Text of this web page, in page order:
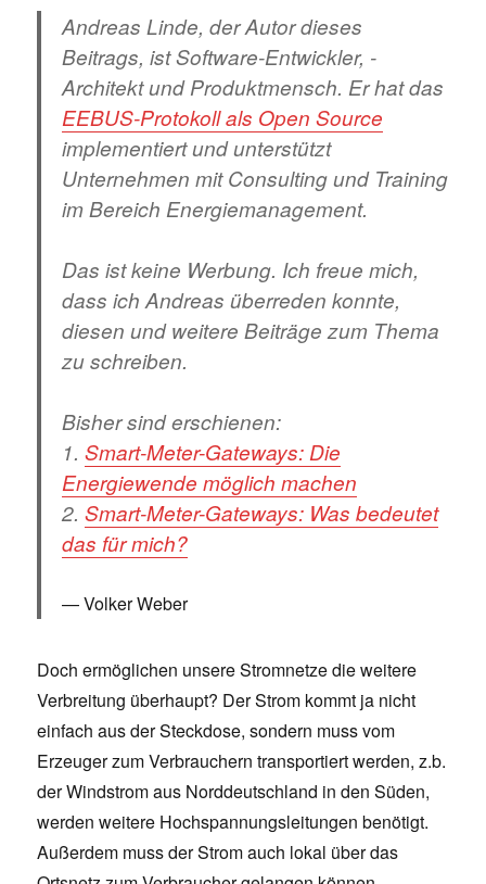
Andreas Linde, der Autor dieses
Beitrags, ist Software-Entwickler, -
Architekt und Produktmensch. Er hat das
EEBUS-Protokoll als Open Source
implementiert und unterstützt
Unternehmen mit Consulting und Training
im Bereich Energiemanagement.
Das ist keine Werbung. Ich freue mich,
dass ich Andreas überreden konnte,
diesen und weitere Beiträge zum Thema
zu schreiben.
Bisher sind erschienen:
1.Smart-Meter-Gateways: Die
Energiewende möglich machen
2.Smart-Meter-Gateways: Was bedeutet
das für mich?
Volker Weber
Doch ermöglichen unsere Stromnetze die weitere
Verbreitung überhaupt? Der Strom kommt ja nicht
einfach aus der Steckdose, sondern muss vom
Erzeuger zum Verbrauchern transportiert werden, z.b.
der Windstrom aus Norddeutschland in den Süden,
werden weitere Hochspannungsleitungen benötigt.
Außerdem muss der Strom auch lokal über das